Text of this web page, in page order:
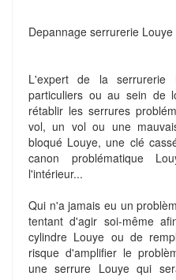
Depannage serrurerie
L'expert de la
particuliers ou au sein de
rétablir les serrures
vol, un vol ou une
bloqué Louye, une clé
canon problématique
l'intérieur...
Qui n'a jamais eu un
tentant d'agir soi-même
cylindre Louye ou de
risque d'amplifier le
une serrure Louye qui